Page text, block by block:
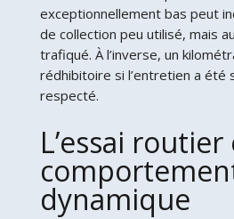
exceptionnellement bas peut
de collection peu utilisé, mais
trafiqué. À l’inverse, un
rédhibitoire si l’entretien a été
respecté.
L’essai
dynamique